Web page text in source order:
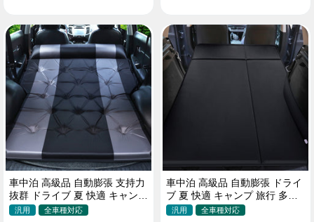
車中泊 高級品 自動膨張 支持力
抜群 ドライブ 夏 快適 キャンプ
旅行 省スペース エアーベッド
汎用 全車種対応
車中泊 高級品 自動膨張 ドライ
ブ 夏 快適 キャンプ 旅行 多用
取付簡単 収納便利 エアーベッ
汎用 全車種対応